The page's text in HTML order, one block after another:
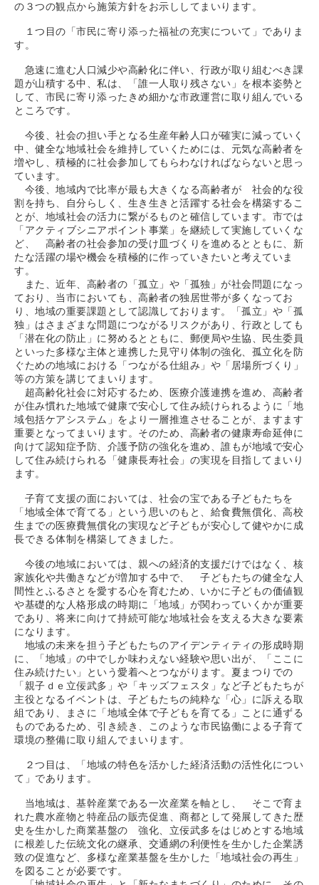
の３つの観点から施策方針をお示ししてまいります。
１つ目の「市民に寄り添った福祉の充実について」でありま
す。
急速に進む人口減少や高齢化に伴い、行政が取り組むべき課
題が山積する中、私は、「誰一人取り残さない」を根本姿勢と
して、市民に寄り添ったきめ細かな市政運営に取り組んでいる
ところです。
今後、社会の担い手となる生産年齢人口が確実に減っていく
中、健全な地域社会を維持していくためには、元気な高齢者を
増やし、積極的に社会参加してもらわなければならないと思っ
ています。
今後、地域内で比率が最も大きくなる高齢者が 社会的な役
割を持ち、自分らしく、生き生きと活躍する社会を構築するこ
とが、地域社会の活力に繋がるものと確信しています。市では
「アクティブシニアポイント事業」を継続して実施していくな
ど、 高齢者の社会参加の受け皿づくりを進めるとともに、新
たな活躍の場や機会を積極的に作っていきたいと考えていま
す。
また、近年、高齢者の「孤立」や「孤独」が社会問題になっ
ており、当市においても、高齢者の独居世帯が多くなってお
り、地域の重要課題として認識しております。「孤立」や「孤
独」はさまざまな問題につながるリスクがあり、行政としても
「潜在化の防止」に努めるとともに、郵便局や生協、民生委員
といった多様な主体と連携した見守り体制の強化、孤立化を防
ぐための地域における「つながる仕組み」や「居場所づくり」
等の方策を講じてまいります。
超高齢化社会に対応するため、医療介護連携を進め、高齢者
が住み慣れた地域で健康で安心して住み続けられるように「地
域包括ケアシステム」をより一層推進させることが、ますます
重要となってまいります。そのため、高齢者の健康寿命延伸に
向けて認知症予防、介護予防の強化を進め、誰もが地域で安心
して住み続けられる「健康長寿社会」の実現を目指してまいり
ます。
子育て支援の面においては、社会の宝である子どもたちを
「地域全体で育てる」という思いのもと、給食費無償化、高校
生までの医療費無償化の実現など子どもが安心して健やかに成
長できる体制を構築してきました。
今後の地域においては、親への経済的支援だけではなく、核
家族化や共働きなどが増加する中で、 子どもたちの健全な人
間性とふるさとを愛する心を育むため、いかに子どもの価値観
や基礎的な人格形成の時期に「地域」が関わっていくかが重要
であり、将来に向けて持続可能な地域社会を支える大きな要素
になります。
地域の未来を担う子どもたちのアイデンティティの形成時期
に、「地域」の中でしか味わえない経験や思い出が、「ここに
住み続けたい」という愛着へとつながります。夏まつりでの
「親子ｄｅ立佞武多」や「キッズフェスタ」など子どもたちが
主役となるイベントは、子どもたちの純粋な「心」に訴える取
組であり、まさに「地域全体で子どもを育てる」ことに通ずる
ものであるため、引き続き、このような市民協働による子育て
環境の整備に取り組んでまいります。
２つ目は、「地域の特色を活かした経済活動の活性化につい
て」であります。
当地域は、基幹産業である一次産業を軸とし、 そこで育ま
れた農水産物と特産品の販売促進、商都として発展してきた歴
史を生かした商業基盤の 強化、立佞武多をはじめとする地域
に根差した伝統文化の継承、交通網の利便性を生かした企業誘
致の促進など、多様な産業基盤を生かした「地域社会の再生」
を図ることが必要です。